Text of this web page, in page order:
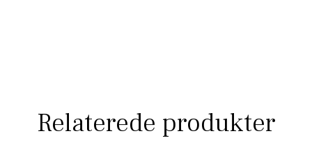
Relaterede produkter